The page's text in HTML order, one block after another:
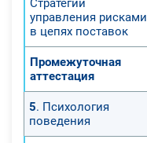
Стратегии
управления рисками
в цепях поставок
Промежуточная
аттестация
5. Психология
поведения